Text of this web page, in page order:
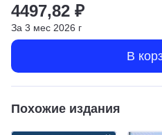
4497,82 ₽
За 3 мес 2026 г
В
Похожие издания